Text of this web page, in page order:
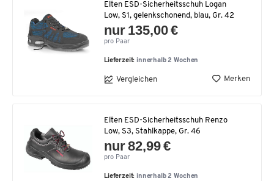
Elten ESD-Sicherheitsschuh Logan
Low, S1, gelenkschonend, blau, Gr. 42
nur 135,00 €
pro Paar
Lieferzeit: innerhalb 2 Wochen
Vergleichen Merken
Elten ESD-Sicherheitsschuh Renzo
Low, S3, Stahlkappe, Gr. 46
nur 82,99 €
pro Paar
Lieferzeit: innerhalb 2 Wochen